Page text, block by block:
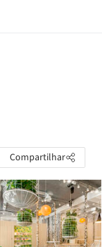
Compartilhar